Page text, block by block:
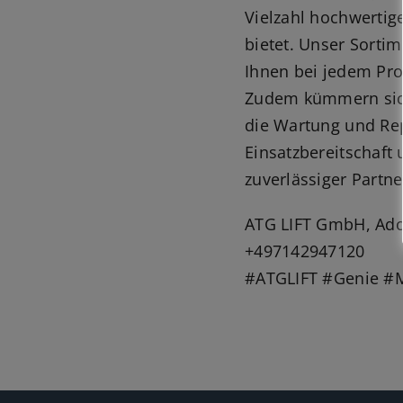
Vielzahl
bietet. Unser
Ihnen bei jedem
Zudem kümmern
die Wartung und
Einsatzbereitschaft
zuverlässiger
ATG LIFT GmbH,
+497142947120
#ATGLIFT #Genie